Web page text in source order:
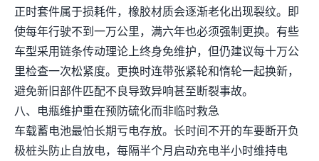
正时套件属于损耗件，橡胶材质会逐渐老化出现裂纹。即
使每年行驶不到一万公里，满六年也必须强制更换。有些
车型采用链条传动理论上终身免维护，但仍建议每十万公
里检查一次松紧度。更换时连带张紧轮和惰轮一起换新，
避免新旧部件匹配不良导致异响甚至断裂事故。
八、电瓶维护重在预防硫化而非临时救急
车载蓄电池最怕长期亏电存放。长时间不开的车要断开负
极桩头防止自放电，每隔半个月启动充电半小时维持电